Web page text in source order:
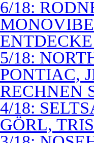
6/18:
5/18:
PONTIAC,
RECHNEN
4/18:
GÖRL,